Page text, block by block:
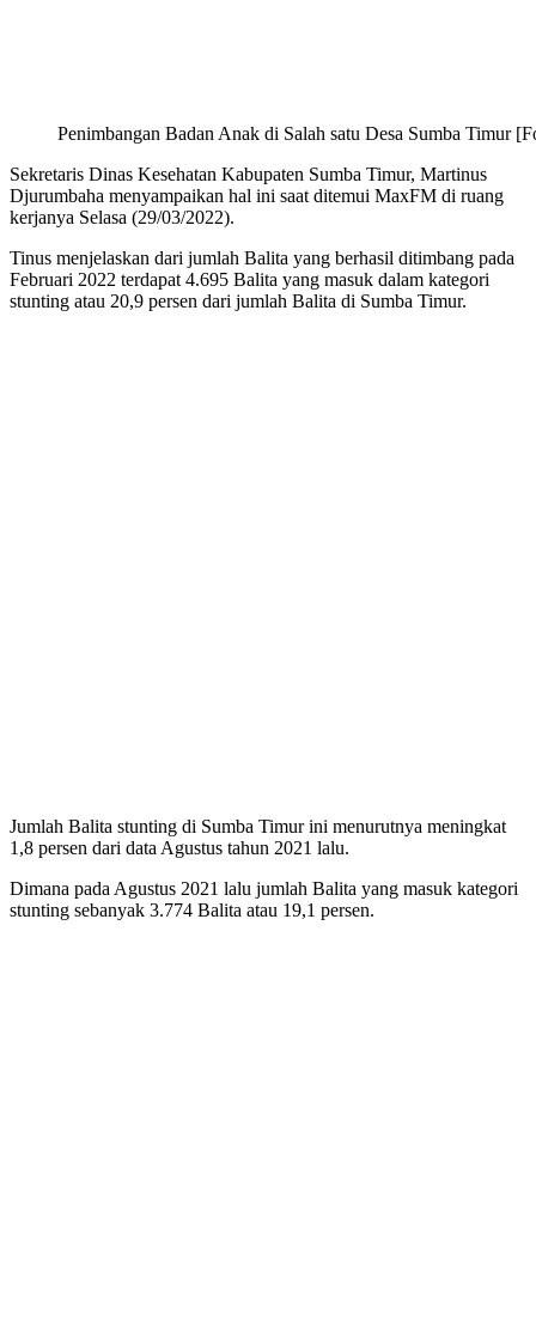
Penimbangan Badan Anak di Salah satu Desa Sumba Timur
Sekretaris Dinas Kesehatan Kabupaten Sumba Timur, Martinus
Djurumbaha menyampaikan hal ini saat ditemui MaxFM di ruang
kerjanya Selasa (29/03/2022).
Tinus menjelaskan dari jumlah Balita yang berhasil ditimbang pada
Februari 2022 terdapat 4.695 Balita yang masuk dalam kategori
stunting atau 20,9 persen dari jumlah Balita di Sumba Timur.
Jumlah Balita stunting di Sumba Timur ini menurutnya meningkat
1,8 persen dari data Agustus tahun 2021 lalu.
Dimana pada Agustus 2021 lalu jumlah Balita yang masuk kategori
stunting sebanyak 3.774 Balita atau 19,1 persen.